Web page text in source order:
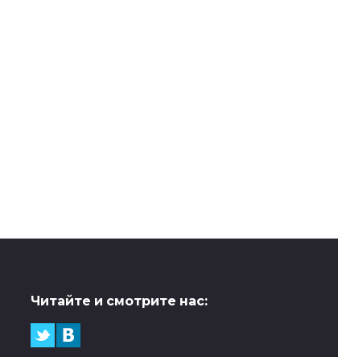
Читайте и смотрите нас: